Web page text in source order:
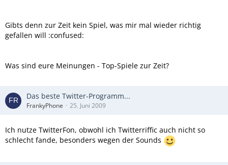
Gibts denn zur Zeit kein Spiel, was mir mal wieder richtig
gefallen will :confused:
Was sind eure Meinungen - Top-Spiele zur Zeit?
Das beste Twitter-Programm...
FrankyPhone 25. Juni 2009
Ich nutze TwitterFon, obwohl ich Twitterriffic auch nicht so
schlecht fande, besonders wegen der Sounds